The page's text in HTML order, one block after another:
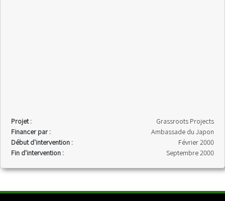
Projet :
Grassroots Projects
Financer par :
Ambassade du Japon
Début d'intervention :
Février 2000
Fin d'intervention :
Septembre 2000